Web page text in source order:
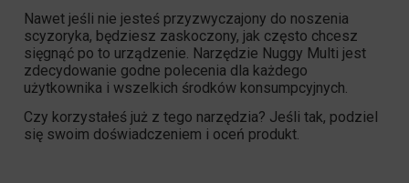
Nawet jeśli nie jesteś przyzwyczajony do noszenia
scyzoryka, będziesz zaskoczony, jak często chcesz
sięgnąć po to urządzenie. Narzędzie Nuggy Multi jest
zdecydowanie godne polecenia dla każdego
użytkownika i wszelkich środków konsumpcyjnych.
Czy korzystałeś już z tego narzędzia? Jeśli tak, podziel
się swoim doświadczeniem i oceń produkt.